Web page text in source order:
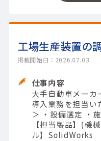
工場生産装置の
掲載開始日：2026.07.03
仕事内容
大手自動車メーカ
導入業務を担当い
＞ ・設備選定 ・
【担当製品】(機
ル】SolidWorks